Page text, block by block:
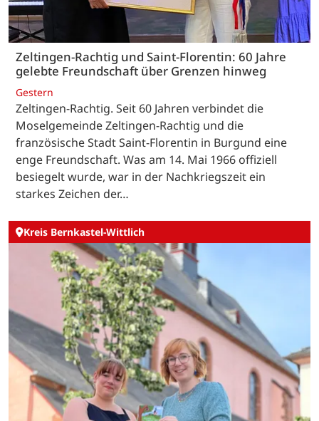
Zeltingen-Rachtig und Saint-Florentin: 60 Jahre
gelebte Freundschaft über Grenzen hinweg
Gestern
Zeltingen-Rachtig. Seit 60 Jahren verbindet die
Moselgemeinde Zeltingen-Rachtig und die
französische Stadt Saint-Florentin in Burgund eine
enge Freundschaft. Was am 14. Mai 1966 offiziell
besiegelt wurde, war in der Nachkriegszeit ein
starkes Zeichen der…
Kreis Bernkastel-Wittlich